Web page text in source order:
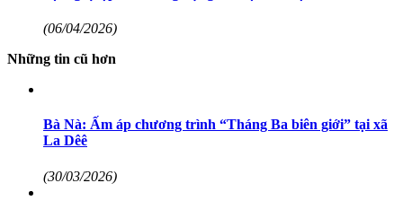
(06/04/2026)
Những tin cũ hơn
Bà Nà: Ấm áp chương trình “Tháng Ba biên giới” tại xã
La Dêê
(30/03/2026)